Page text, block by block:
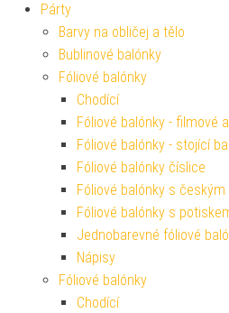
Párty
Barvy na obličej a tělo
Bublinové balónky
Fóliové balónky
Chodící
Fóliové balónky - filmové
Fóliové balónky - stojící
Fóliové balónky číslice
Fóliové balónky s
Fóliové balónky s
Jednobarevné fóliové
Nápisy
Fóliové balónky
Chodící